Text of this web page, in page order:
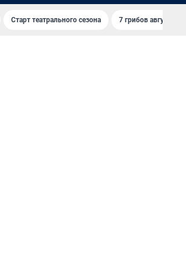
Старт театрального сезона 7 грибов августа